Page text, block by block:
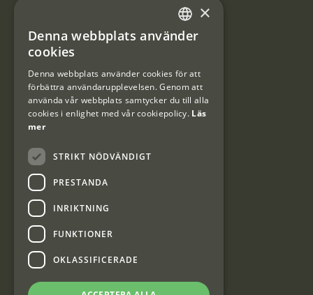
#Interjaktfamily
Kundklubb
Information om kundklubben.
Interjakt Sweden AB, Årjäng
SWEDISH
×
Denna webbplats använder
cookies
Denna webbplats använder cookies för att
förbättra användarupplevelsen. Genom att
använda vår webbplats samtycker du till alla
cookies i enlighet med vår cookiepolicy. Läs
mer
STRIKT NÖDVÄNDIGT
PRESTANDA
INRIKTNING
FUNKTIONER
OKLASSIFICERADE